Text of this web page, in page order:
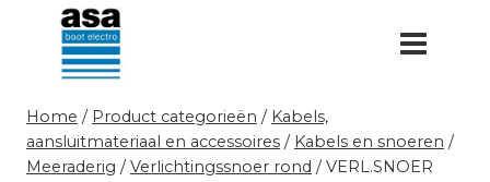
Doorgaan
inhoud
Home / Product categorieën / Kabels,
aansluitmateriaal en accessoires / Kabels en snoeren /
Meeraderig / Verlichtingssnoer rond / VERL.SNOER